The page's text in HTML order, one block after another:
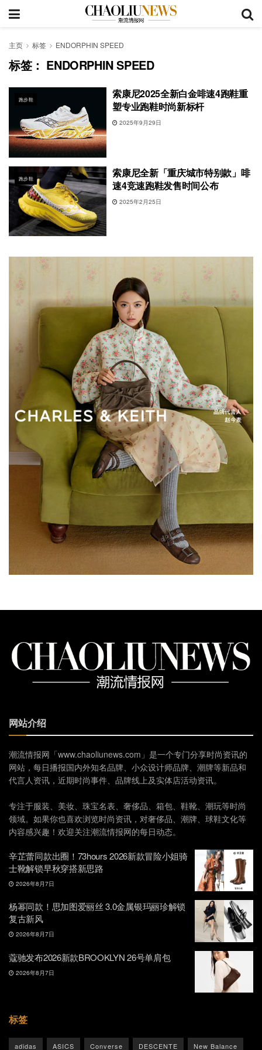
主页 标签 ENDORPHIN SPEED
标签： ENDORPHIN SPEED
跑步鞋
索康尼2025全新白金啡速4跑鞋重
塑专业跑鞋时尚新标杆
2025年9月29日
跑步鞋
索康尼全新「重庆城市特别款」啡
速4竞速跑鞋发售时间公布
2025年2月25日
网站介绍
潮流情报网「www.chaoliunews.com」是一个专门分享时尚资讯的
网站，每日播报国内外知名品牌、小众设计师品牌、潮牌等新品和
代言人资讯，近期时尚事件、品牌线上及实体店活动资讯。
专注于服装、美妆、珠宝名表、奢侈品、箱包、鞋靴、潮玩等时尚
领域。如果你也喜欢浏览时尚资讯，对奢侈品、潮牌、球鞋文化等
内容感兴趣！欢迎关注潮流情报网的每日动态。
辛芷蕾同款出圈！73hours 2026新款冒险小姐骑
士靴解锁早秋穿搭新思路
2026年8月7日
杨幂同款！思加图爱丽丝 3.0金属银玛丽珍解锁
复古新风
2026年8月7日
蔻驰发布2026新款BROOKLYN 26号单肩包
2026年8月7日
标签
adidas ASICS Converse DESCENTE New Balance